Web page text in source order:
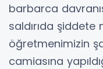
barbarca
saldırıda
öğretmenimizin
camiasına